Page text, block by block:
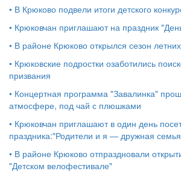
• В Крюково подвели итоги детского
• Крюковчан приглашают на праздник
• В районе Крюково открылся сезон
• Крюковские подростки озаботились
призвания
• Концертная программа "Завалинка"
атмосфере, под чай с плюшками
• Крюковчан приглашают в один день
праздника:"Родители и я — дружная
• В районе Крюково отпраздновали
"Детском велофестивале"